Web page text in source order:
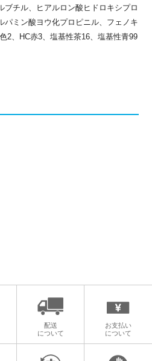
ブチル、ヒアルロン酸ヒドロキシプロ
パミン酸ヨウ化プロピニル、フェノキ
2、HC赤3、塩基性茶16、塩基性青99
配送
について
お支払い
について